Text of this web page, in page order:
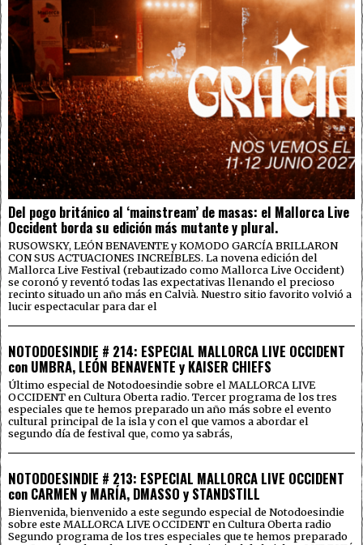
Del pogo británico al ‘mainstream’ de masas: el Mallorca Live
Occident borda su edición más mutante y plural.
RUSOWSKY, LEÓN BENAVENTE y KOMODO GARCÍA BRILLARON
CON SUS ACTUACIONES INCREÍBLES. La novena edición del
Mallorca Live Festival (rebautizado como Mallorca Live Occident)
se coronó y reventó todas las expectativas llenando el precioso
recinto situado un año más en Calvià. Nuestro sitio favorito volvió a
lucir espectacular para dar el
NOTODOESINDIE # 214: ESPECIAL MALLORCA LIVE OCCIDENT
con UMBRA, LEÓN BENAVENTE y KAISER CHIEFS
Último especial de Notodoesindie sobre el MALLORCA LIVE
OCCIDENT en Cultura Oberta radio. Tercer programa de los tres
especiales que te hemos preparado un año más sobre el evento
cultural principal de la isla y con el que vamos a abordar el
segundo día de festival que, como ya sabrás,
NOTODOESINDIE # 213: ESPECIAL MALLORCA LIVE OCCIDENT
con CARMEN y MARÍA, DMASSO y STANDSTILL
Bienvenida, bienvenido a este segundo especial de Notodoesindie
sobre este MALLORCA LIVE OCCIDENT en Cultura Oberta radio
Segundo programa de los tres especiales que te hemos preparado